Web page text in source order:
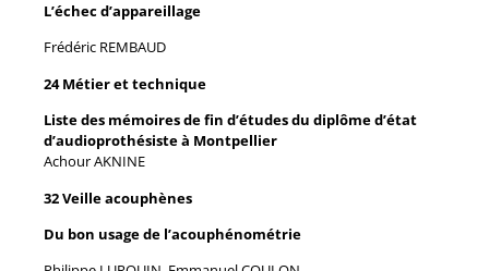
L’échec d’appareillage
Frédéric REMBAUD
24 Métier et technique
Liste des mémoires de fin d’études du diplôme d’état
d’audioprothésiste à Montpellier
Achour AKNINE
32 Veille acouphènes
Du bon usage de l’acouphénométrie